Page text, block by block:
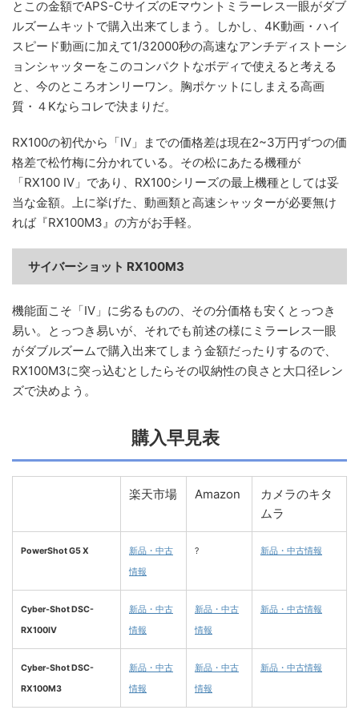
とこの金額でAPS-CサイズのEマウントミラーレス一眼がダブ
ルズームキットで購入出来てしまう。しかし、4K動画・ハイ
スピード動画に加えて1/32000秒の高速なアンチディストーシ
ョンシャッターをこのコンパクトなボディで使えると考える
と、今のところオンリーワン。胸ポケットにしまえる高画
質・４Kならコレで決まりだ。
RX100の初代から「IV」までの価格差は現在2~3万円ずつの価
格差で松竹梅に分かれている。その松にあたる機種が
「RX100 IV」であり、RX100シリーズの最上機種としては妥
当な金額。上に挙げた、動画類と高速シャッターが必要無け
れば『RX100M3』の方がお手軽。
サイバーショット RX100M3
機能面こそ「IV」に劣るものの、その分価格も安くとっつき
易い。とっつき易いが、それでも前述の様にミラーレス一眼
がダブルズームで購入出来てしまう金額だったりするので、
RX100M3に突っ込むとしたらその収納性の良さと大口径レン
ズで決めよう。
購入早見表
楽天市場 Amazon
カメラのキタ
ムラ
PowerShot G5 X
新品・中古
情報
? 新品・中古情報
Cyber-Shot DSC-
RX100IV
新品・中古
情報
新品・中古
情報
新品・中古情報
Cyber-Shot DSC-
RX100M3
新品・中古
情報
新品・中古
情報
新品・中古情報